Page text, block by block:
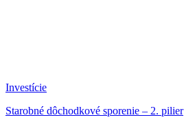
Investície
Starobné dôchodkové sporenie – 2. pilier